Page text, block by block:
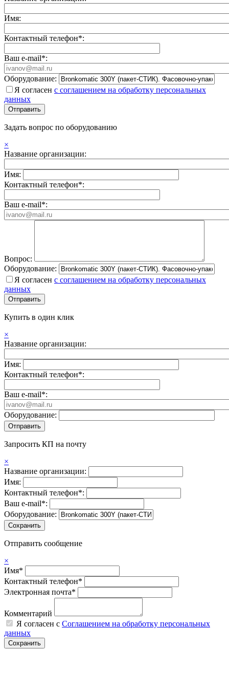
Имя:
Контактный телефон*:
Ваш e-mail*:
Оборудование:
Я согласен с соглашением на обработку персональных
данных
Задать вопрос по оборудованию
×
Название организации:
Имя:
Контактный телефон*:
Ваш e-mail*:
Вопрос:
Оборудование:
Я согласен с соглашением на обработку персональных
данных
Купить в один клик
×
Название организации:
Имя:
Контактный телефон*:
Ваш e-mail*:
Оборудование:
Запросить КП на почту
×
Название организации:
Имя:
Контактный телефон*:
Ваш e-mail*:
Оборудование:
Отправить сообщение
×
Имя*
Контактный телефон*
Электронная почта*
Комментарий
Я согласен с Соглашением на обработку персональных
данных